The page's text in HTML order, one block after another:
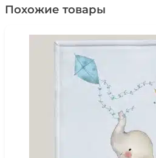
Похожие товары